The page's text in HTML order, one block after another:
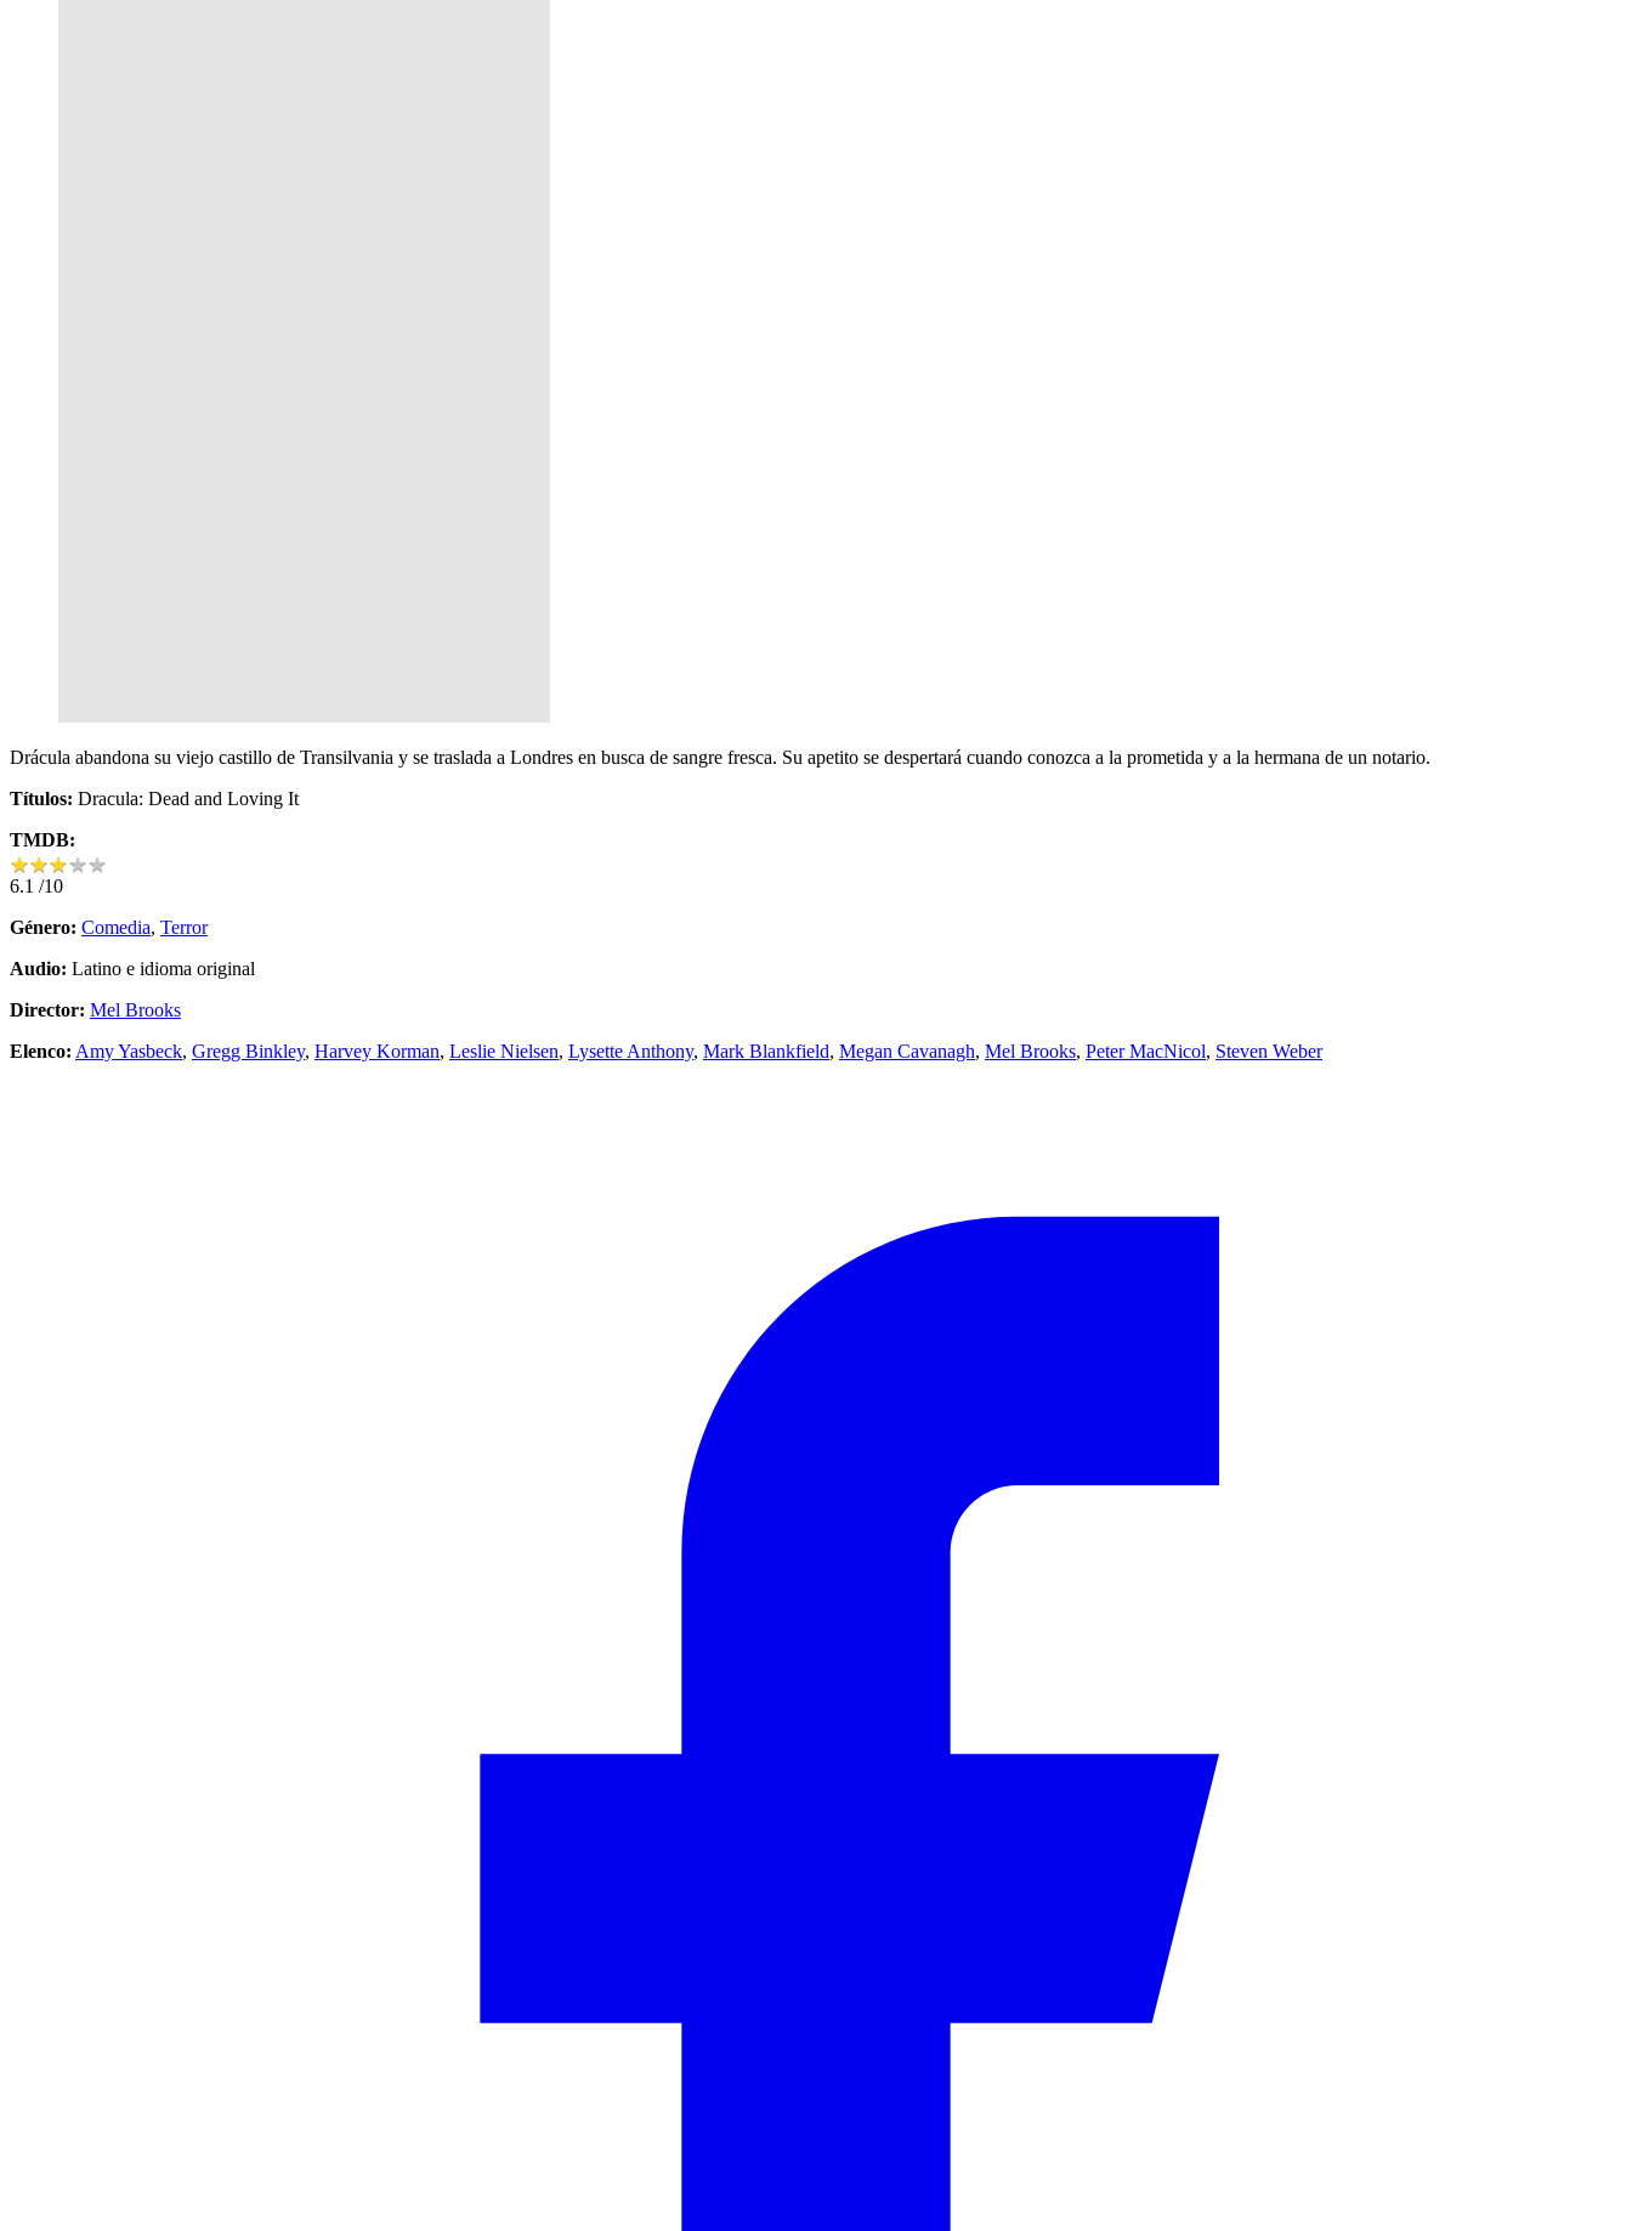
Drácula abandona su viejo castillo de Transilvania y se traslada a Londres en busca de sangre fresca. Su apetito se despertará cuando conozca a la prometida y a la hermana de un notario.
Títulos: Dracula: Dead and Loving It
TMDB:
★★★★★
★★★★★
6.1 /10
Género: Comedia, Terror
Audio: Latino e idioma original
Director: Mel Brooks
Elenco: Amy Yasbeck, Gregg Binkley, Harvey Korman, Leslie Nielsen, Lysette Anthony, Mark Blankfield, Megan Cavanagh, Mel Brooks, Peter MacNicol, Steven Weber